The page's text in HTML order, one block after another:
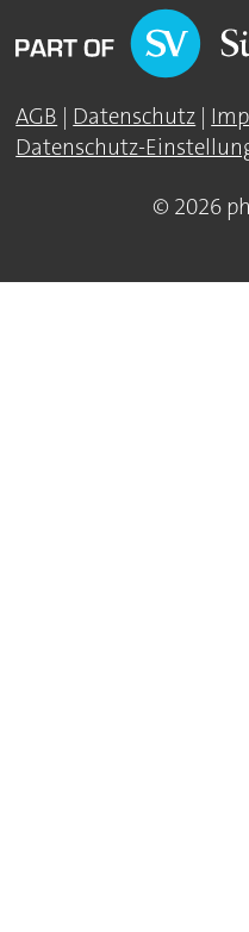
AGB | Datenschutz |
Datenschutz-
© 2026